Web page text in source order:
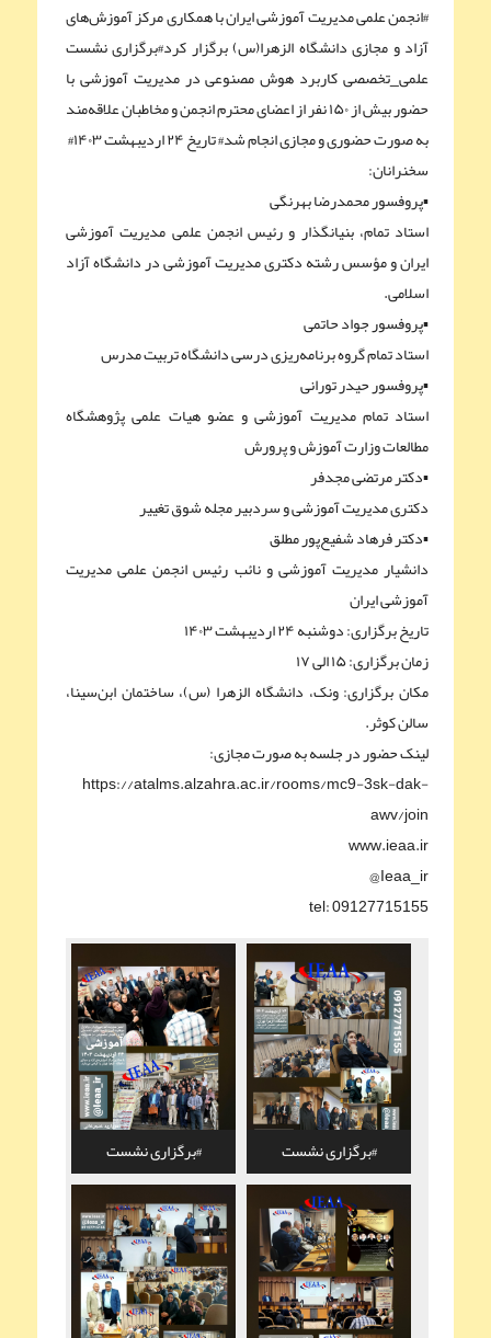
#انجمن علمی مدیریت آموزشی ایران با همکاری مرکز آموزش‌های
آزاد و مجازی دانشگاه الزهرا(س) برگزار کرد#برگزاری نشست
علمی_تخصصی کاربرد هوش مصنوعی در مدیریت آموزشی با
حضور بیش از ۱۵۰ نفر از اعضای محترم انجمن و مخاطبان علاقه‌مند
به صورت حضوری و مجازی انجام شد# تاریخ ۲۴ اردیبهشت ۱۴۰۳#
سخنرانان:
▪︎پروفسور محمدرضا بهرنگی
استاد تمام، بنیانگذار و رئیس انجمن علمی مدیریت آموزشی
ایران و مؤسس رشته دکتری مدیریت آموزشی در دانشگاه آزاد
اسلامی.
▪︎پروفسور جواد حاتمی
استاد تمام گروه برنامه‌ریزی درسی دانشگاه تربیت مدرس
▪︎پروفسور حیدر تورانی
استاد تمام مدیریت آموزشی و عضو هیات علمی پژوهشگاه
مطالعات وزارت آموزش و پرورش
▪︎دکتر مرتضی مجدفر
دکتری مدیریت آموزشی و سردبیر مجله شوق تغییر
▪︎دکتر فرهاد شفيع‌پور مطلق
دانشیار مدیریت آموزشی و نائب رئیس انجمن علمی مدیریت
آموزشی ایران
تاریخ برگزاری: دوشنبه ۲۴ اردیبهشت ۱۴۰۳
زمان برگزاری: ۱۵ الی ۱۷
مکان برگزاری: ونک، دانشگاه الزهرا (س)، ساختمان ابن‌سینا،
سالن کوثر.
لینک حضور در جلسه به صورت مجازی:
https://atalms.alzahra.ac.ir/rooms/mc9-3sk-dak-
awv/join
www.ieaa.ir
Ieaa_ir@
tel: 09127715155
#برگزاری نشست
علمی_تخصصی کاربرد هوش
مصنوعی در مدیریت
آموزشی با حضور بیش از ۱۵۰
نفر از اعضای محترم انجمن و
#برگزاری نشست
علمی_تخصصی کاربرد هوش
مصنوعی در مدیریت
آموزشی با حضور بیش از ۱۵۰
نفر از اعضای محترم انجمن و